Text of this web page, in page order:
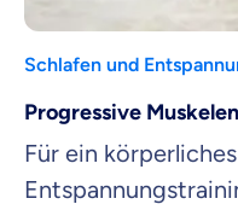
Schlafen und
Progressive
Für ein körperliches